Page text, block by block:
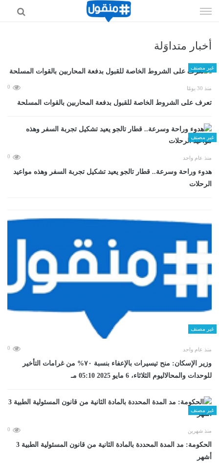
الى
أخبار متداوَلة
غير مصنف
منذ 30 يومًا 0
تعرف على الشروط الخاصة للقبول بدفعة المحاربين بالقوات المسلحة
غير مصنف
منذ عام واحد 0
هدوء وراحة وسرعة.. قطار تالجو يعيد تشكيل تجربة السفر وهذه مواعيد
الرحلات
غير مصنف
منذ عام واحد 0
وزير الإسكان: منح تيسيرات بالإعفاء بنسبة ٧٠% من غرامات التأخير
للوحدات والمحالاليوم الثلاثاء، 6 مايو 2025 05:10 مـ
غير مصنف
منذ شهرين 0
الحكومة: مد المدة المحددة بالمادة الثانية من قانون المسئولية الطبية 3
أشهر